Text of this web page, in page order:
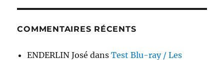
COMMENTAIRES RÉCENTS
ENDERLIN José dansTest Blu-ray / Les